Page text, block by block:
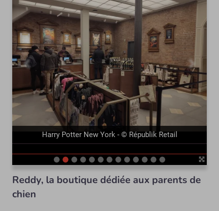
Harry Potter New York - © Républik Retail
précédent suivant
Reddy, la boutique dédiée aux parents de
chien